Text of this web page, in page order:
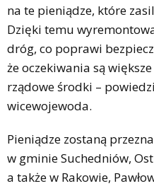
na te pieniądze, które
Dzięki temu
dróg, co poprawi
że oczekiwania są
rządowe środki –
wicewojewoda.
Pieniądze zostaną
w gminie Suchedniów,
a także w Rakowie,